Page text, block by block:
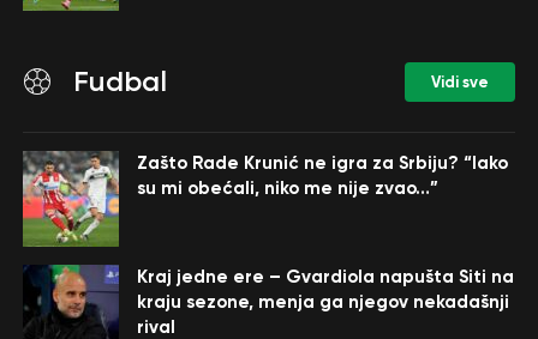
Fudbal Vidi sve
Zašto Rade Krunić ne igra za Srbiju? “Iako
su mi obećali, niko me nije zvao…”
Kraj jedne ere – Gvardiola napušta Siti na
kraju sezone, menja ga njegov nekadašnji
rival